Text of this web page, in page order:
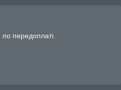
по передоплаті.